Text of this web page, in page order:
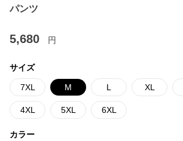
パンツ
5,680 円
サイズ
7XL M L XL
4XL 5XL 6XL
カラー